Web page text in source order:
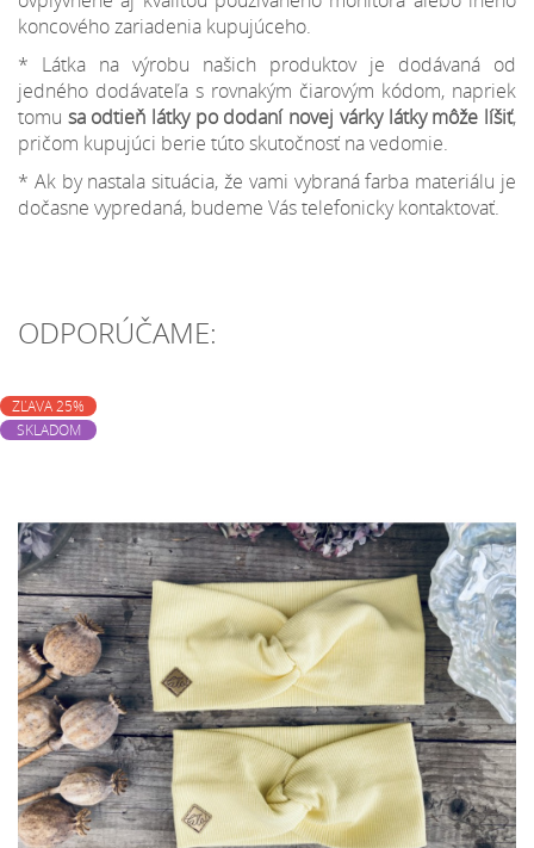
koncového zariadenia kupujúceho.
* Látka na výrobu našich produktov je dodávaná od
jedného dodávateľa s rovnakým čiarovým kódom, napriek
tomu sa odtieň látky po dodaní novej várky látky môže líšiť,
pričom kupujúci berie túto skutočnosť na vedomie.
* Ak by nastala situácia, že vami vybraná farba materiálu je
dočasne vypredaná, budeme Vás telefonicky kontaktovať.
ODPORÚČAME:
ZĽAVA 25%
SKLADOM